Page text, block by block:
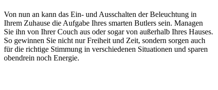
Von nun an kann das Ein- und Ausschalten der Beleuchtung in
Ihrem Zuhause die Aufgabe Ihres smarten Butlers sein. Managen
Sie ihn von Ihrer Couch aus oder sogar von außerhalb Ihres Hauses.
So gewinnen Sie nicht nur Freiheit und Zeit, sondern sorgen auch
für die richtige Stimmung in verschiedenen Situationen und sparen
obendrein noch Energie.